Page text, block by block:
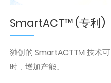
SmartACT™ (专利)
独创的 SmartACTTM 技术
时，增加产能。